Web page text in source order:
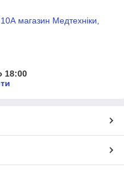
магазин Медтехніки,
18:00